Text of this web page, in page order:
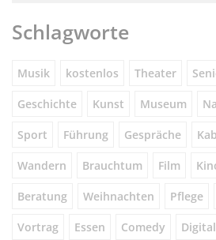
Schlagworte
Musik kostenlos Theater
Geschichte Kunst Museum
Sport Führung Gespräche
Wandern Brauchtum Film
Beratung Weihnachten Pflege
Vortrag Essen Comedy Digital